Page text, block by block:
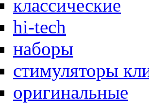
классические
hi-tech
наборы
стимуляторы
оригинальные